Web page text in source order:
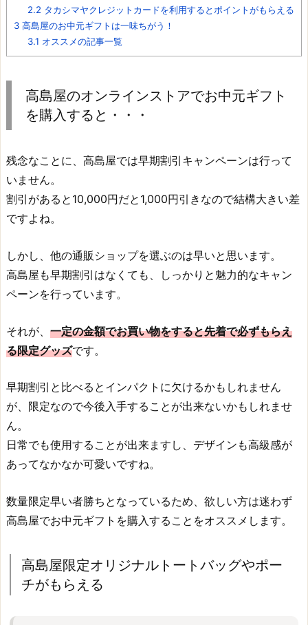
2.2 タカシマヤクレジットカードを利用するとポイントがもらえる
3 高島屋のお中元ギフトは一味ちがう！
3.1 オススメの記事一覧
高島屋のオンラインストアでお中元ギフト
を購入すると・・・
残念なことに、高島屋では早期割引キャンペーンは行って
いません。
割引があると10,000円だと1,000円引きなので結構大きい差
ですよね。
しかし、他の通販ショップを選ぶのは早いと思います。
高島屋も早期割引はなくても、しっかりと魅力的なキャン
ペーンを行っています。
それが、 一定の金額でお買い物をすると先着で必ずもらえ
る限定グッズです。
早期割引と比べるとインパクトに欠けるかもしれません
が、限定なので今後入手することが出来ないかもしれませ
ん。
日常でも使用することが出来ますし、デザインも高級感が
あってなかなか可愛いですね。
数量限定早い者勝ちとなっているため、欲しい方は迷わず
高島屋でお中元ギフトを購入することをオススメします。
高島屋限定オリジナルトートバッグやポー
チがもらえる